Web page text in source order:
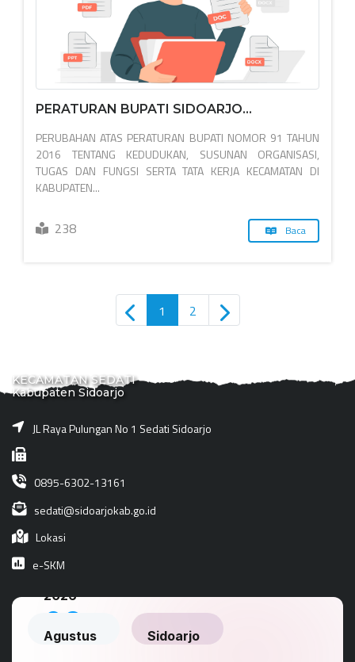
PERATURAN BUPATI SIDOARJO...
PERUBAHAN ATAS PERATURAN BUPATI NOMOR 91 TAHUN
2016 TENTANG KEDUDUKAN, SUSUNAN ORGANISASI,
TUGAS DAN FUNGSI SERTA TATA KERJA KECAMATAN DI
KABUPATEN...
238 Baca
1 2
KECAMATAN SEDATI
Kabupaten Sidoarjo
JL Raya Pulungan No 1 Sedati Sidoarjo
0895-6302-13161
sedati@sidoarjokab.go.id
Lokasi
e-SKM